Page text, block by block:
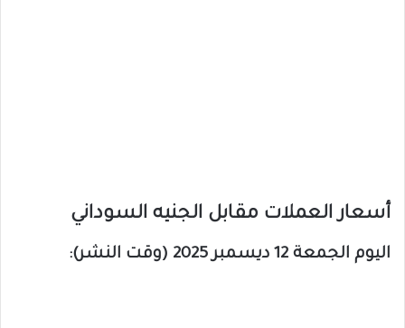
أسعار العملات مقابل الجنيه السوداني
اليوم الجمعة 12 ديسمبر 2025 (وقت النشر):